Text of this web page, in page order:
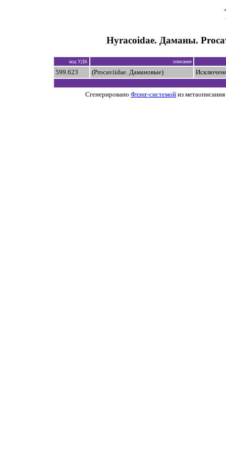
Hyracoidae. Даманы.
код УДК описание
599.623 (Procaviidae. Дамановые)
Сгенерировано Флэнг-системой из